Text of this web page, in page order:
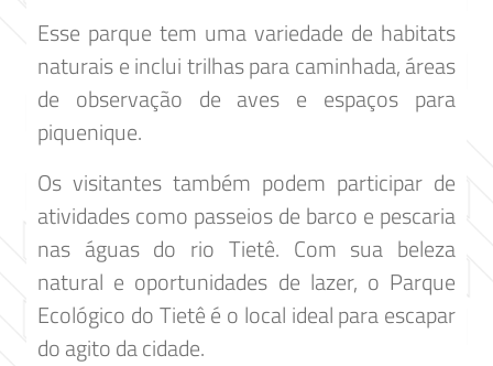
Esse parque tem uma variedade de habitats
naturais e inclui trilhas para caminhada, áreas
de observação de aves e espaços para
piquenique.
Os visitantes também podem participar de
atividades como passeios de barco e pescaria
nas águas do rio Tietê. Com sua beleza
natural e oportunidades de lazer, o Parque
Ecológico do Tietê é o local ideal para escapar
do agito da cidade.